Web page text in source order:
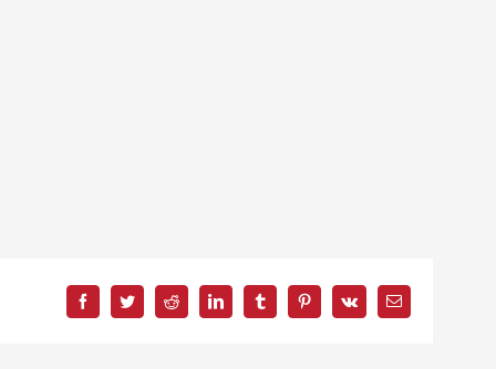
FacebookTwitterReddit LinkedInTumblrPinterest
Vk
Correo
electrónico